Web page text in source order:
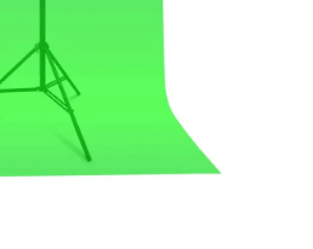
התחבר
שכחת סיסמא?